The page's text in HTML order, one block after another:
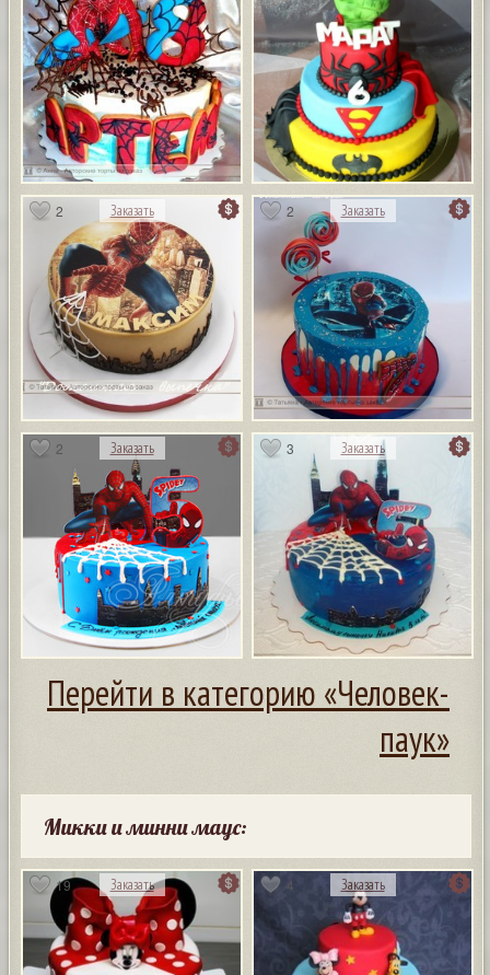
2 Заказать 2 Заказать
2 Заказать 3 Заказать
Перейти в категорию «Человек-
паук»
Микки и минни маус:
19 Заказать 4 Заказать